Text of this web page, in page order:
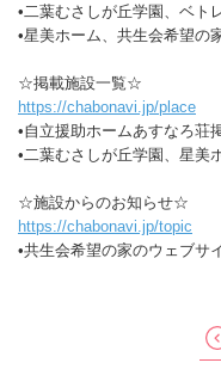
•二葉むさしが丘学園、ベト
•星美ホーム、共生会希望の
☆掲載施設一覧☆
https://chabonavi.jp/place
•自立援助ホームあすなろ荘
•二葉むさしが丘学園、星美
☆施設からのお知らせ☆
https://chabonavi.jp/topic
•共生会希望の家のウェブサ